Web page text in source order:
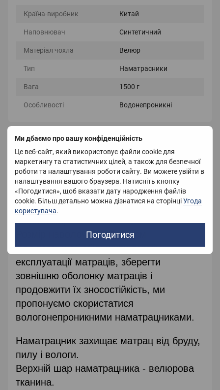
Ми дбаємо про вашу конфіденційність
Це веб-сайт, який використовує файли cookie для
маркетингу та статистичних цілей, а також для безпечної
роботи та налаштування роботи сайту. Ви можете увійти в
налаштування вашого браузера. Натисніть кнопку
«Погодитися», щоб вказати дату народження файлів
cookie. Більш детально можна дізнатися на сторінціУгода
користувача.
Погодитися
Країна-виробник Китай
Наповнювач Синтетичний
Матеріал чохла Велюр
Тип Наматрасники
Вага 1500 г
Особливості Водонепроникні
Опис
Водонепроникний велюровий
наматрацник з наволочками
Розмір наматрацника: 140х200+2
наволочки,
Розмір наволочок : 50x70 см
Для того, щоб збільшити термін
експлуатації матраців, зберегти
зовнішню оболонку матраців і
продовжити їх зносостійкість, ми
пропонуємо скористатися
вологонепроникними наматрацниками.
Наматрацник захищає матрац від бруду,
пилу і вологи.
Верхній шар наматрацника - велюрова
тканина.